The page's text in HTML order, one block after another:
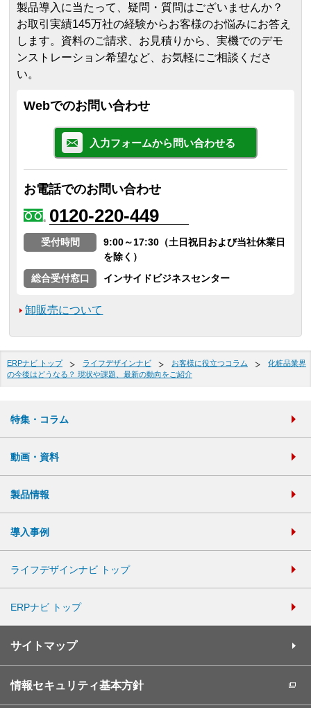
製品導入に当たって、疑問・質問はございませんか？
お取引実績145万社の経験からお客様のお悩みにお答え
します。 資料のご請求、お見積りから、実機でのデモ
ンストレーション希望など、お気軽にご相談くださ
い。
Webでのお問い合わせ
入力フォームから問い合わせる
お電話でのお問い合わせ
0120-220-449
受付時間
9:00～17:30（土日祝日および当社休業日
を除く）
総合受付窓口
インサイドビジネスセンター
卸販売について
ERPナビ トップ ライフデザインナビ お客様に役立つコラム
化粧品業界
の今後はどうなる？ 現状や課題、最新の動向をご紹介
特集・コラム
動画・資料
製品情報
導入事例
ライフデザインナビ トップ
ERPナビ トップ
サイトマップ
情報セキュリティ基本方針